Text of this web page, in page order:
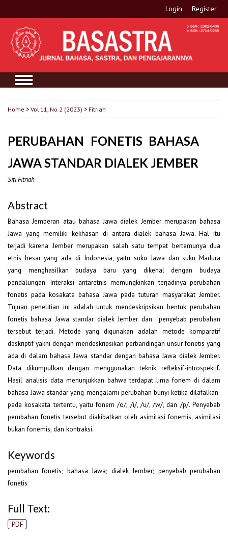
Login Register
Home >Vol 11, No 2 (2023) >Fitriah
PERUBAHAN FONETIS BAHASA
JAWA STANDAR DIALEK JEMBER
Siti Fitriah
Abstract
Bahasa Jemberan atau bahasa Jawa dialek Jember merupakan bahasa
Jawa yang memiliki kekhasan di antara dialek bahasa Jawa. Hal itu
terjadi karena Jember merupakan salah satu tempat bertemunya dua
etnis besar yang ada di Indonesia, yaitu suku Jawa dan suku Madura
yang menghasilkan budaya baru yang dikenal dengan budaya
pendalungan. Interaksi antaretnis memungkinkan terjadinya perubahan
fonetis pada kosakata bahasa Jawa pada tuturan masyarakat Jember.
Tujuan penelitian ini adalah untuk mendeskripsikan bentuk perubahan
fonetis bahasa Jawa standar dialek Jember dan penyebab perubahan
tersebut terjadi. Metode yang digunakan adalah metode komparatif
deskriptif yakni dengan mendeskripsikan perbandingan unsur fonetis yang
ada di dalam bahasa Jawa standar dengan bahasa Jawa dialek Jember.
Data dikumpulkan dengan menggunakan teknik refleksif-introspektif.
Hasil analisis data menunjukkan bahwa terdapat lima fonem di dalam
bahasa Jawa standar yang mengalami perubahan bunyi ketika dilafalkan
pada kosakata tertentu, yaitu fonem /o/, /i/, /u/, /w/, dan /p/. Penyebab
perubahan fonetis tersebut diakibatkan oleh asimilasi fonemis, asimilasi
bukan fonemis, dan kontraksi.
Keywords
perubahan fonetis; bahasa Jawa; dialek Jember; penyebab perubahan
fonetis
Full Text:
PDF